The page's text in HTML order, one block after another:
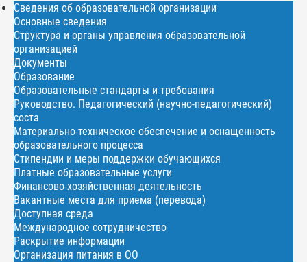
Сведения об образовательной организации
Основные сведения
Структура и органы управления образовательной
организацией
Документы
Образование
Образовательные стандарты и требования
Руководство. Педагогический (научно-педагогический)
соста
Материально-техническое обеспечение и оснащенность
образовательного процесса
Стипендии и меры поддержки обучающихся
Платные образовательные услуги
Финансово-хозяйственная деятельность
Вакантные места для приема (перевода)
Доступная среда
Международное сотрудничество
Раскрытие информации
Организация питания в ОО